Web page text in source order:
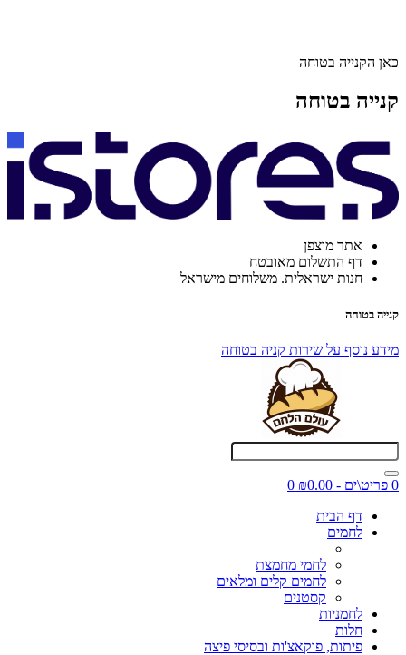
כאן הקנייה בטוחה
קנייה בטוחה
אתר מוצפן
דף התשלום מאובטח
חנות ישראלית. משלוחים מישראל
קנייה בטוחה
מידע נוסף על שירות קניה בטוחה
0 פריט\ים - ₪0.00
0
דף הבית
לחמים
לחמי מחמצת
לחמים קלים ומלאים
קסטנים
לחמניות
חלות
פיתות, פוקאצ'ות ובסיסי פיצה